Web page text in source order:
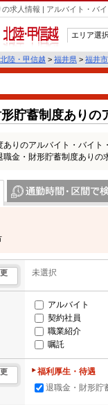
求人情報 | アルバイト・バ
北陸・甲信越
エリア選択
北陸・甲信越 > 福井県 > 福井市
貯蓄制度あり
りのアルバイト・バイト
金・財形貯蓄制度ありの
未選択
アルバイト
契約社員
職業紹介
嘱託
福利厚生・待遇
退職金・財形貯